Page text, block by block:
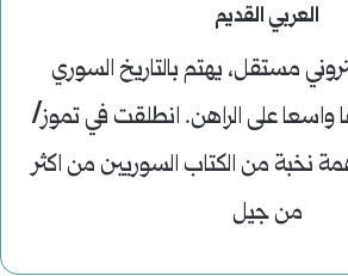
العربي القديم
مستقل، يهتم بالتاريخ السوري
واسعا على الراهن. انطلقت في تموز/
بمساهمة نخبة من الكتاب السوريين من اكثر
من جيل